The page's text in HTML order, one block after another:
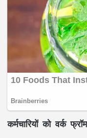
कर्मचारियों को वर्क